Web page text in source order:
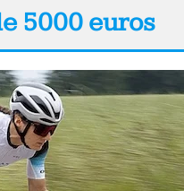
5000 euros